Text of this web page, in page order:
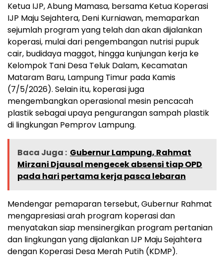
Ketua IJP, Abung Mamasa, bersama Ketua Koperasi
IJP Maju Sejahtera, Deni Kurniawan, memaparkan
sejumlah program yang telah dan akan dijalankan
koperasi, mulai dari pengembangan nutrisi pupuk
cair, budidaya maggot, hingga kunjungan kerja ke
Kelompok Tani Desa Teluk Dalam, Kecamatan
Mataram Baru, Lampung Timur pada Kamis
(7/5/2026). Selain itu, koperasi juga
mengembangkan operasional mesin pencacah
plastik sebagai upaya pengurangan sampah plastik
di lingkungan Pemprov Lampung.
Baca Juga : Gubernur Lampung, Rahmat
Mirzani Djausal mengecek absensi tiap OPD
pada hari pertama kerja pasca lebaran
Mendengar pemaparan tersebut, Gubernur Rahmat
mengapresiasi arah program koperasi dan
menyatakan siap mensinergikan program pertanian
dan lingkungan yang dijalankan IJP Maju Sejahtera
dengan Koperasi Desa Merah Putih (KDMP).